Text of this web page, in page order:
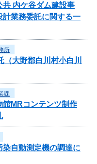
共 内ケ谷ダム建設事
業務委託に関する一
所
大野郡白川村小白川
課
MRコンテンツ制作
自動測定機の調達に